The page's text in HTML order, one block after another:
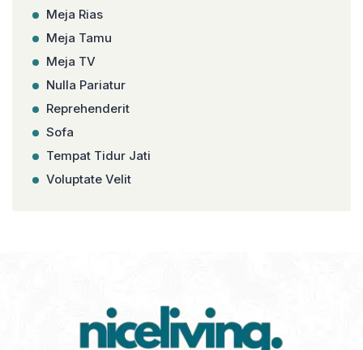
Meja Rias
Meja Tamu
Meja TV
Nulla Pariatur
Reprehenderit
Sofa
Tempat Tidur Jati
Voluptate Velit